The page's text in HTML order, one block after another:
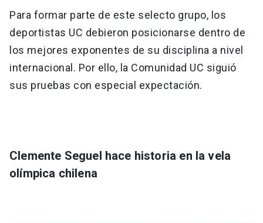
Para formar parte de este selecto grupo, los
deportistas UC debieron posicionarse dentro de
los mejores exponentes de su disciplina a nivel
internacional. Por ello, la Comunidad UC siguió
sus pruebas con especial expectación.
Clemente Seguel hace historia en la vela
olímpica chilena